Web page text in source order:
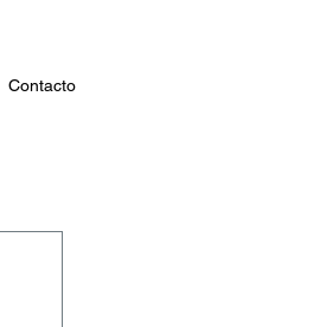
Contacto